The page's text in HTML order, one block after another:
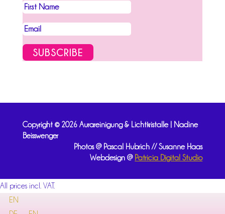
SUBSCRIBE
Copyright © 2026 Aurareinigung & Lichtkristalle | Nadine
Beisswenger
Photos @ Pascal Hubrich // Susanne Haas
Webdesign @ Patricia Digital Studio
All prices incl. VAT.
EN